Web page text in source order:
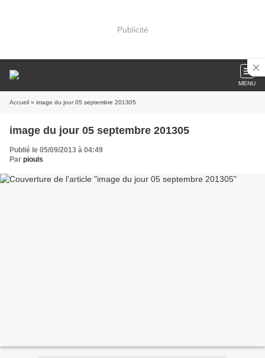
Publicité
MENU
Accueil » image du jour 05 septembre 201305
image du jour 05 septembre 201305
Publié le 05/09/2013 à 04:49
Par piouls